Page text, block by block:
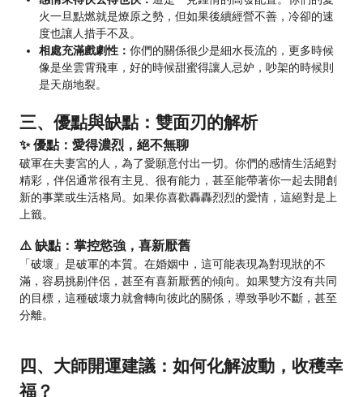
火一旦點燃就是燎原之勢，但如果後續經營不善，冷卻的速
度也讓人措手不及。
相處充滿戲劇性： 你們的關係很少是細水長流的，更多時候
像是坐雲霄飛車，好的時候甜蜜得讓人忌妒，吵架的時候則
是天崩地裂。
三、優點與缺點：雙面刃的解析
✨ 優點：愛得濃烈，絕不無聊
破軍在夫妻宮的人，為了愛願意付出一切。你們的感情生活絕對
精彩，伴侶通常很有主見、很有能力，甚至能帶著你一起去開創
新的事業或生活格局。如果你喜歡轟轟烈烈的愛情，這絕對是上
上籤。
⚠️ 缺點：掌控慾強，喜新厭舊
「破壞」是破軍的本質。在婚姻中，這可能表現為對現狀的不
滿，容易挑剔伴侶，甚至有喜新厭舊的傾向。如果雙方沒有共同
的目標，這種破壞力就會轉向彼此的關係，導致爭吵不斷，甚至
分離。
四、大師開運建議：如何化解波動，收穫幸
福？